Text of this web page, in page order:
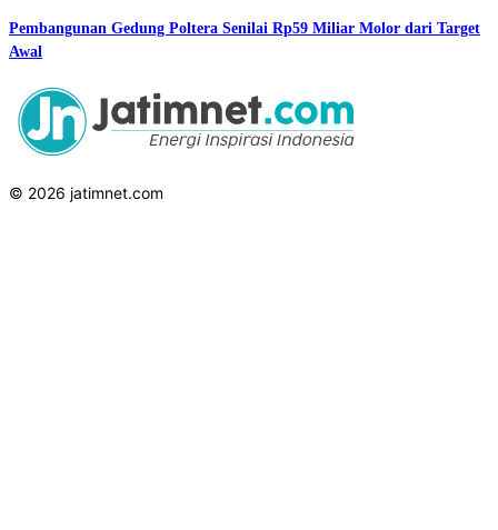
Pembangunan Gedung Poltera Senilai Rp59 Miliar Molor dari Target
Awal
© 2026 jatimnet.com